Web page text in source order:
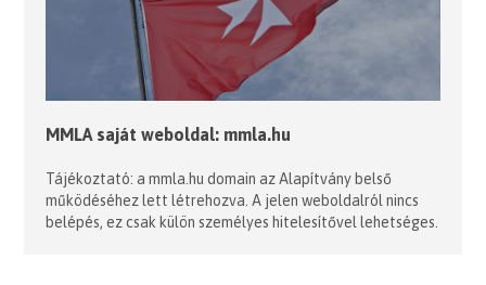
MMLA saját weboldal: mmla.hu
Tájékoztató: a mmla.hu domain az Alapítvány belső
működéséhez lett létrehozva. A jelen weboldalról nincs
belépés, ez csak külön személyes hitelesítővel lehetséges.